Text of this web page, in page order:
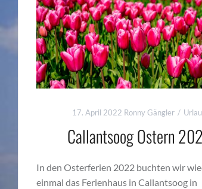
17. April 2022 Ronny Gängler
Callantsoog Ostern
In den Osterferien 2022 buchten wir
einmal das Ferienhaus in Callantsoog in